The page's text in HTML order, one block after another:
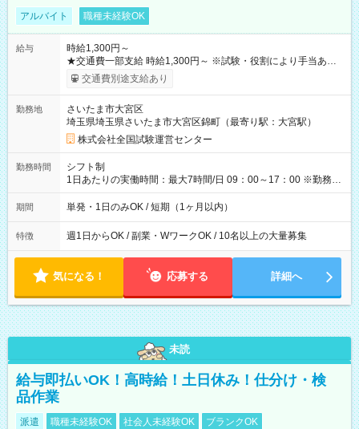
アルバイト 職種未経験OK
給与
時給1,300円～
★交通費一部支給 時給1,300円～ ※試験・役割により手当あり
※勤務回数により昇給あり 【即給（前払い）オプションあ
り！】 希望される場合、勤務から1週間ほどで給与の一部を受け
例】 ・河合塾模擬試験 8:30～17:30（休憩1時間） 時給1,300円
×8時間＝日収10,400円＋交通費 ※当日の役割により時給＋100
円の場合あり ・国家試験 7:00～13:30（休憩なし） 時給1,300
円（役割手当＋100円）×6時間＝日収8,400円＋交通費 【試用期
間】試用期間なし
交通費別途支給あり
勤務地
さいたま市大宮区
埼玉県埼玉県さいたま市大宮区錦町（最寄り駅：大宮駅）
株式会社全国試験運営センター
勤務時間
シフト制
1日あたりの実働時間：最大7時間/日 09：00～17：00 ※勤務時
間は 試験により異なります。
期間 単発・1日のみOK / 短期（1ヶ月以内）
特徴 週1日からOK / 副業・WワークOK / 10名以上の大量募集
気になる！ 応募する 詳細へ
未読
給与即払いOK！高時給！土日休み！仕分け・検
品作業
派遣 職種未経験OK 社会人未経験OK
ブランクOK